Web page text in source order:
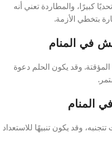
كبيرًا، والمطاردة تعني أنه
بتخطي الأزمة.
في المنام
وقد يكون الحلم دعوة
المنام
وقد يكون تنبيهًا للاستعداد